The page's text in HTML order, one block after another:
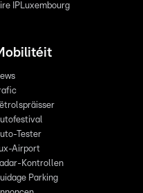
IPLuxembourg
Tester
Airport
Kontrollen
Parking